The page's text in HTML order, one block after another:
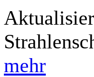
mehr